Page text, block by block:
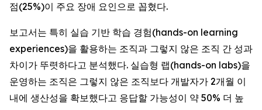
점(25%)이 주요 장애 요인으로 꼽혔다.
보고서는 특히 실습 기반 학습 경험(hands-on learning
experiences)을 활용하는 조직과 그렇지 않은 조직 간 성과
차이가 뚜렷하다고 분석했다. 실습형 랩(hands-on labs)을
운영하는 조직은 그렇지 않은 조직보다 개발자가 2개월 이
내에 생산성을 확보했다고 응답할 가능성이 약 50% 더 높